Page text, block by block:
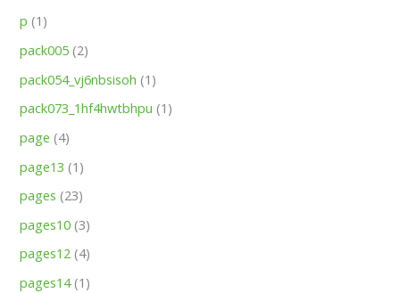
p (1)
pack005 (2)
pack054_vj6nbsisoh (1)
pack073_1hf4hwtbhpu (1)
page (4)
page13 (1)
pages (23)
pages10 (3)
pages12 (4)
pages14(1)